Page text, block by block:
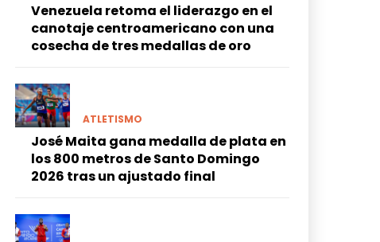
Venezuela retoma el liderazgo en el
canotaje centroamericano con una
cosecha de tres medallas de oro
ATLETISMO
José Maita gana medalla de plata en
los 800 metros de Santo Domingo
2026 tras un ajustado final